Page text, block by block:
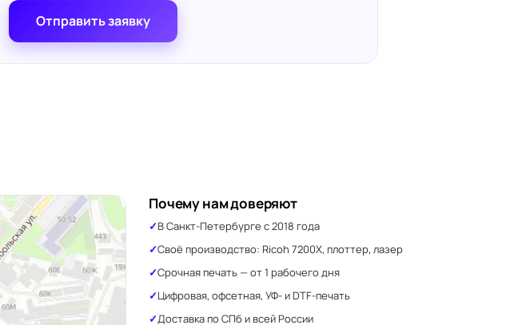
Отправить заявку
Почему нам доверяют
В Санкт-Петербурге с 2018 года
Своё производство: Ricoh 7200X, плоттер, лазер
Срочная печать — от 1 рабочего дня
Цифровая, офсетная, УФ- и DTF-печать
Доставка по СПб и всей России